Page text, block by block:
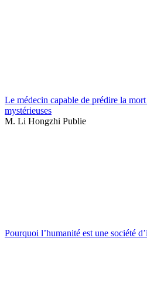
Le médecin capable de prédire la
mystérieuses
M. Li Hongzhi Publie
Pourquoi l’humanité est une société